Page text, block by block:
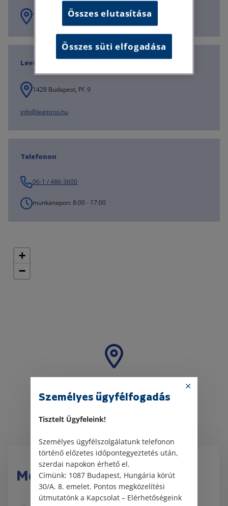
1087 Budapest, Hungária körút 30/A 8.em.
Levélben
1428 Budapest, Pf. 9
info@legitimo.hu
Telefonon
06-1 / 486-3600
munkanapon: 8:00 - 17:00
+
−
Megközelítés
Személyes ügyfélfogadás
Tisztelt Ügyfeleink!
Személyes ügyfélszolgálatunk telefonon
történő előzetes időpontegyeztetés után,
szerdai napokon érhető el.
Címünk: 1087 Budapest, Hungária körút
30/A. 8. emelet. Pontos megközelítési
útmutatónk a Kapcsolat – Elérhetőségeink
Összes elutasítása
Összes süti elfogadása